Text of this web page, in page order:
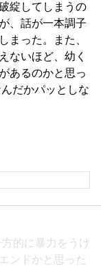
綻してしまうの
、話が一本調子
まった。また、
ないほど、幼く
あるのかと思っ
だかパッとしな
的に暴力をうけ
ンドかと思った